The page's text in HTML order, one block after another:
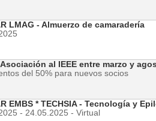
LMAG - Almuerzo de camaradería
Asociación al IEEE entre marzo y
del 50% para nuevos socios
EMBS * TECHSIA - Tecnología y
- 24.05.2025 - Virtual